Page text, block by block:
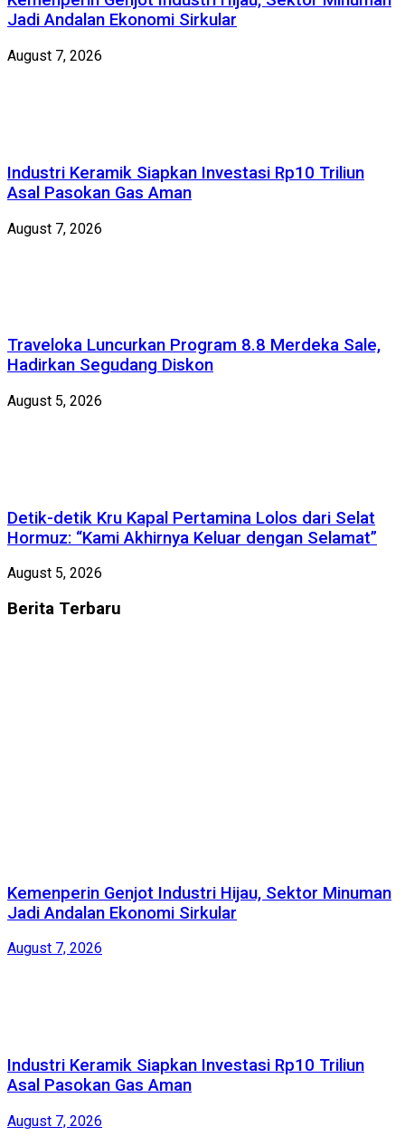
Jadi Andalan Ekonomi Sirkular
August 7, 2026
Industri Keramik Siapkan Investasi Rp10 Triliun
Asal Pasokan Gas Aman
August 7, 2026
Traveloka Luncurkan Program 8.8 Merdeka Sale,
Hadirkan Segudang Diskon
August 5, 2026
Detik-detik Kru Kapal Pertamina Lolos dari Selat
Hormuz: “Kami Akhirnya Keluar dengan Selamat”
August 5, 2026
Berita Terbaru
Kemenperin Genjot Industri Hijau, Sektor Minuman
Jadi Andalan Ekonomi Sirkular
August 7, 2026
Industri Keramik Siapkan Investasi Rp10 Triliun
Asal Pasokan Gas Aman
August 7, 2026